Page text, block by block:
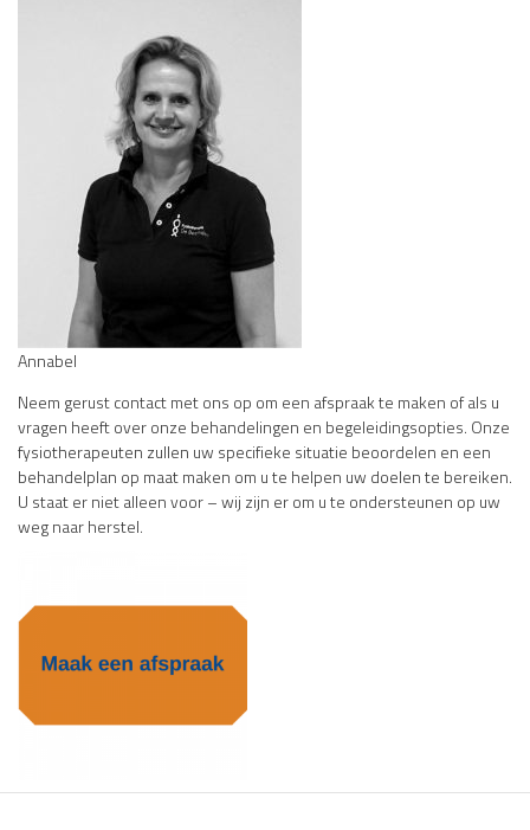
Annabel
Neem gerust contact met ons op om een afspraak te maken of als u
vragen heeft over onze behandelingen en begeleidingsopties. Onze
fysiotherapeuten zullen uw specifieke situatie beoordelen en een
behandelplan op maat maken om u te helpen uw doelen te bereiken.
U staat er niet alleen voor – wij zijn er om u te ondersteunen op uw
weg naar herstel.